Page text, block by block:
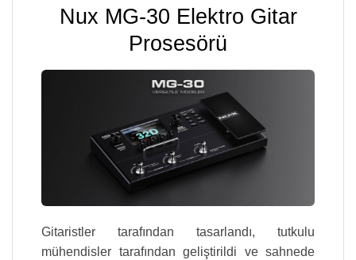
Nux MG-30 Elektro Gitar
Prosesörü
Gitaristler tarafından tasarlandı, tutkulu
mühendisler tarafından geliştirildi ve sahnede